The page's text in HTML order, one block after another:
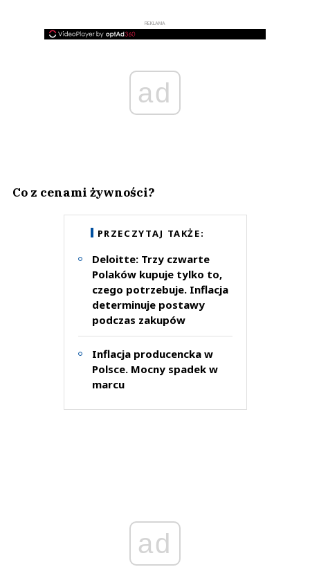
REKLAMA
ad
Co z cenami żywności?
PRZECZYTAJ TAKŻE:
Deloitte: Trzy czwarte
Polaków kupuje tylko to,
czego potrzebuje. Inflacja
determinuje postawy
podczas zakupów
Inflacja producencka w
Polsce. Mocny spadek w
marcu
ad